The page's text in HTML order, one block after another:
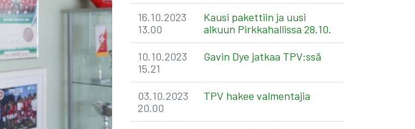
16.10.2023
13.00
Kausi pakettiin ja uusi
alkuun Pirkkahallissa 28.10.
10.10.2023
15.21
Gavin Dye jatkaa TPV:ssä
03.10.2023
20.00
TPV hakee valmentajia